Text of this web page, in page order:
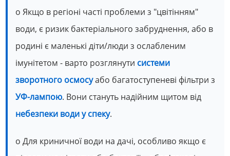
o Якщо в регіоні часті проблеми з "цвітінням"
води, є ризик бактеріального забруднення, або в
родині є маленькі діти/люди з ослабленим
імунітетом - варто розглянути системи
зворотного осмосуабо багатоступеневі фільтри з
УФ-лампою. Вони стануть надійним щитом від
небезпеки води у спеку.
o Для криничної води на дачі, особливо якщо є